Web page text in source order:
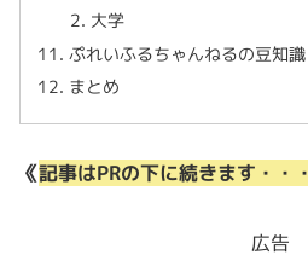
大学
ぷれいふるちゃんねるの豆知識
まとめ
《記事はPRの下に続きます・・・
広告